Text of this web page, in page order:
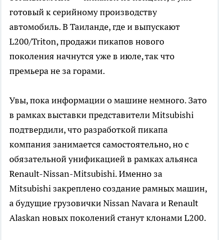
готовый к серийному производству
автомобиль. В Таиланде, где и выпускают
L200/Triton, продажи пикапов нового
поколения начнутся уже в июле, так что
премьера не за горами.
Увы, пока информации о машине немного. Зато
в рамках выставки представители Mitsubishi
подтвердили, что разработкой пикапа
компания занимается самостоятельно, но с
обязательной унификацией в рамках альянса
Renault-Nissan-Mitsubishi. Именно за
Mitsubishi закреплено создание рамных машин,
а будущие грузовички Nissan Navara и Renault
Alaskan новых поколений станут клонами L200.